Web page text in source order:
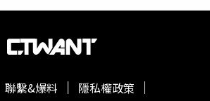
聯繫&爆料
隱私權政策